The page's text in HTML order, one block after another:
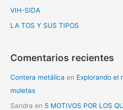
:
VIH-SIDA
LA TOS Y SUS TIPOS
Comentarios recientes
Contera metálica en Explorando el
muletas
Sandra en 5 MOTIVOS POR LOS